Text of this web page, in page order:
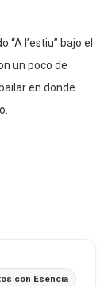
“A l’estiu” bajo el
un poco de
en donde
con Esencia